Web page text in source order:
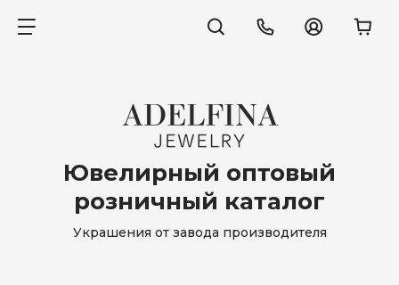
Ювелирный оптовый
розничный каталог
Украшения от завода производителя